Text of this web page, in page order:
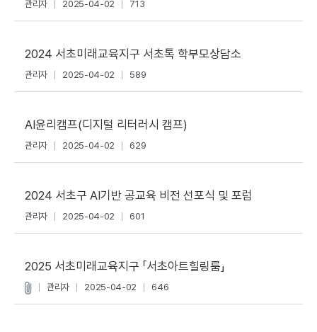
관리자 2025-04-02 713
2024 서초미래교육지구 서초톡 학부모상담소
관리자 2025-04-02 589
AI윤리캠프(디지털 리터러시 캠프)
관리자 2025-04-02 629
2024 서초구 AI기반 공교육 비전 선포식 및 포럼
관리자 2025-04-02 601
2025 서초미래교육지구 「서초아트힐링룸」
관리자 2025-04-02 646